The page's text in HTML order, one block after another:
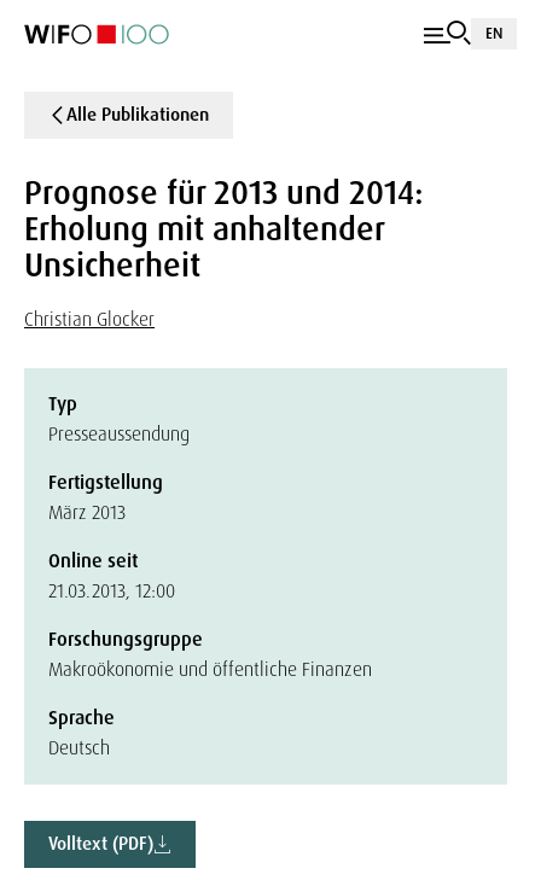
EN
Alle Publikationen
Prognose für 2013 und 2014:
Erholung mit anhaltender
Unsicherheit
Christian Glocker
Typ
Presseaussendung
Fertigstellung
März 2013
Online seit
21.03.2013, 12:00
Forschungsgruppe
Makroökonomie und öffentliche Finanzen
Sprache
Deutsch
Volltext (PDF)